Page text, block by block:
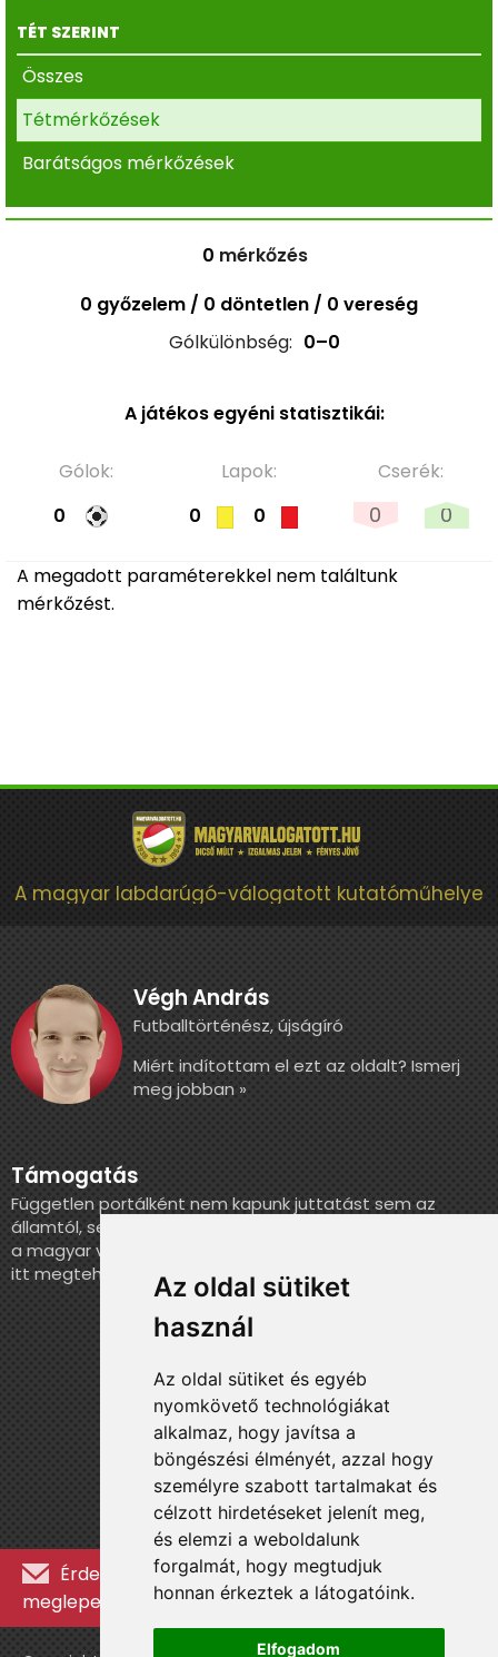
Az oldal sütiket
használ
Az oldal sütiket és egyéb
nyomkövető technológiákat
alkalmaz, hogy javítsa a
böngészési élményét, azzal hogy
személyre szabott tartalmakat és
célzott hirdetéseket jelenít meg,
és elemzi a weboldalunk
forgalmát, hogy megtudjuk
honnan érkeztek a látogatóink.
Elfogadom
TÉT SZERINT
Összes
Tétmérkőzések
Barátságos mérkőzések
0 mérkőzés
0 győzelem / 0 döntetlen / 0 vereség
Gólkülönbség: 0–0
A játékos egyéni statisztikái:
Gólok:
0
Lapok:
0
0
Cserék:
0 0
A megadott paraméterekkel nem találtunk
mérkőzést.
A magyar labdarúgó-válogatott kutatóműhelye
Végh András
Futballtörténész, újságíró
Miért indítottam el ezt az oldalt? Ismerj
meg jobban »
Támogatás
Független portálként nem kapunk juttatást sem az
államtól, sem más szervezettől. Ha szeretnél segíteni
a magyar válogatott történelmének feldolgozásában,
itt megteheted.
Érdekességekért, kulisszatitkokért és
meglepetésekért iratkozz fel a hírlevélre »